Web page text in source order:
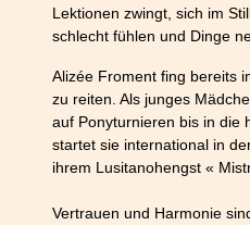
Lektionen zwingt, sich im
schlecht fühlen und Dinge
Alizée Froment fing bereits
zu reiten. Als junges
auf Ponyturnieren bis in die
startet sie international in
ihrem Lusitanohengst «
Vertrauen und Harmonie